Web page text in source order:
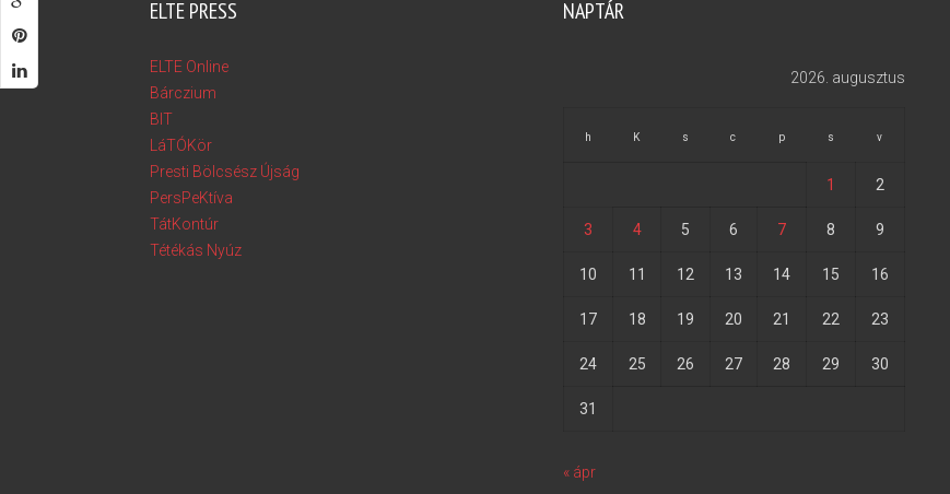
ELTE PRESS
ELTE Online
Bárczium
BIT
LáTÓKör
Presti Bölcsész Újság
PersPeKtíva
TátKontúr
Tétékás Nyúz
NAPTÁR
2026. augusztus
h K s c p s v
1 2
3 4 5 6 7 8 9
10 11 12 13 14 15 16
17 18 19 20 21 22 23
24 25 26 27 28 29 30
31
« ápr